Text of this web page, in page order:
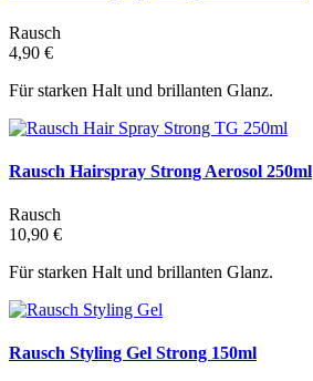
Rausch
4,90 €
Für starken Halt und brillanten Glanz.
Rausch Hairspray Strong Aerosol 250ml
Rausch
10,90 €
Für starken Halt und brillanten Glanz.
Rausch Styling Gel Strong 150ml